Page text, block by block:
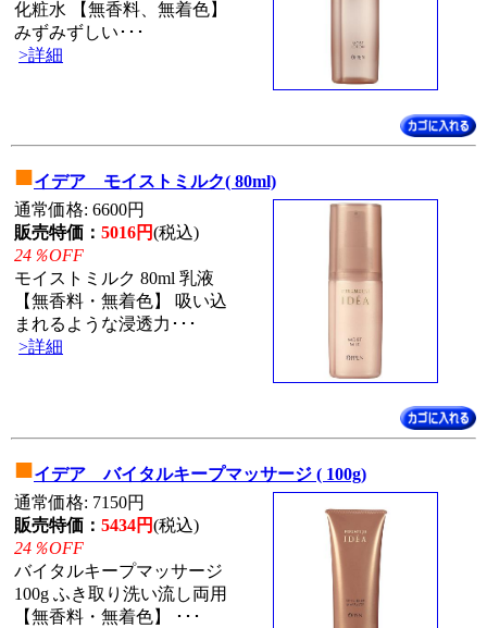
化粧水 【無香料、無着色】
みずみずしい･･･
>詳細
■イデア モイストミルク( 80ml)
通常価格: 6600円
販売特価： 5016円(税込)
24％OFF
モイストミルク 80ml 乳液
【無香料・無着色】 吸い込
まれるような浸透力･･･
>詳細
■イデア バイタルキープマッサージ ( 100g)
通常価格: 7150円
販売特価： 5434円(税込)
24％OFF
バイタルキープマッサージ
100g ふき取り洗い流し両用
【無香料・無着色】 ･･･